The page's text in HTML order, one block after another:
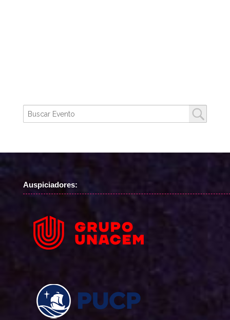
Auspiciadores: